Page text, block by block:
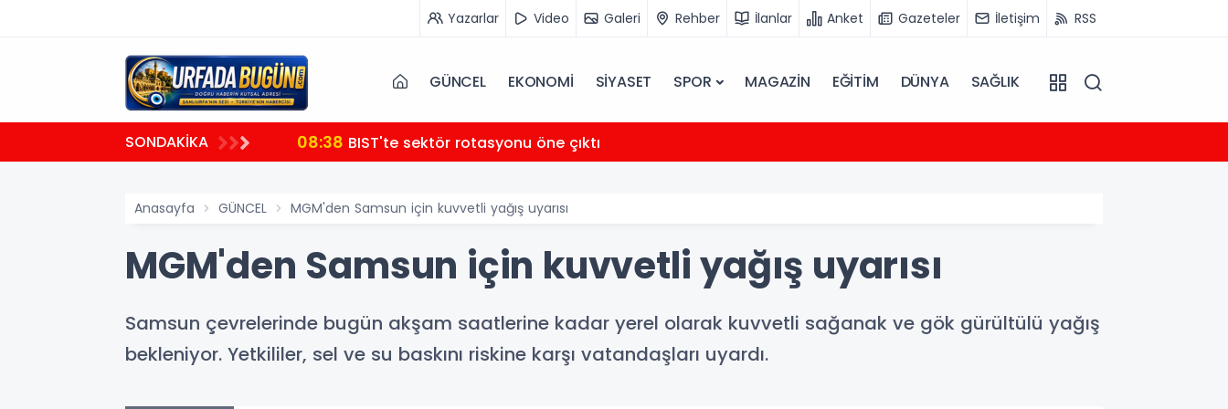
Yazarlar Video Galeri Rehber İlanlar Anket Gazeteler İletişim RSS
GÜNCEL EKONOMİ SİYASET SPOR MAGAZİN EĞİTİM DÜNYA SAĞLIK
SONDAKİKA 08:38 BIST'te sektör rotasyonu öne çıktı
Anasayfa GÜNCEL MGM'den Samsun için kuvvetli yağış uyarısı
MGM'den Samsun için kuvvetli yağış uyarısı
Samsun çevrelerinde bugün akşam saatlerine kadar yerel olarak kuvvetli sağanak ve gök gürültülü yağış
bekleniyor. Yetkililer, sel ve su baskını riskine karşı vatandaşları uyardı.